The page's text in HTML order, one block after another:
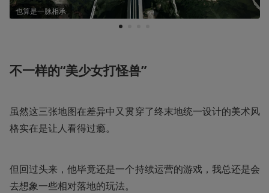
也算是一脉相承
1
不一样的“美少女打怪兽”
虽然这三张地图在差异中又贯穿了终末地统一设计的美术风
格实在是让人看得过瘾。
但回过头来，他毕竟还是一个持续运营的游戏，我总还是会
去想象一些相对落地的玩法。